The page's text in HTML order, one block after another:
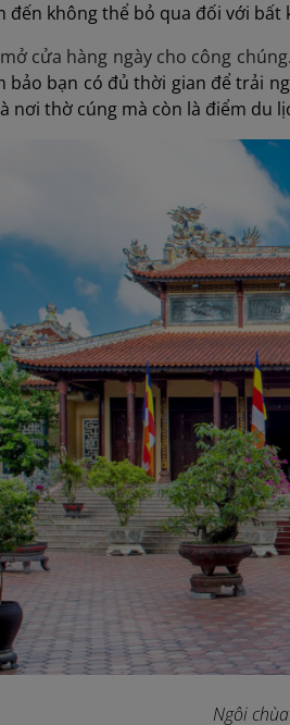
đến không thể bỏ qua đối với bất
cửa hàng ngày cho công
bảo bạn có đủ thời gian để trải
nơi thờ cúng mà còn là điểm du
Ngôi